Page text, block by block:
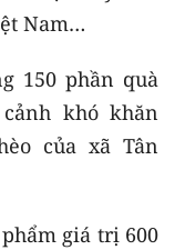
Nam…
150 phần quà
khó khăn
của xã Tân
giá trị 600